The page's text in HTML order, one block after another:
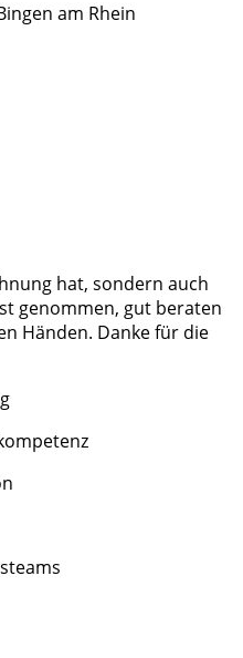
am Rhein
hat, sondern auch
genommen, gut beraten
Händen. Danke für die